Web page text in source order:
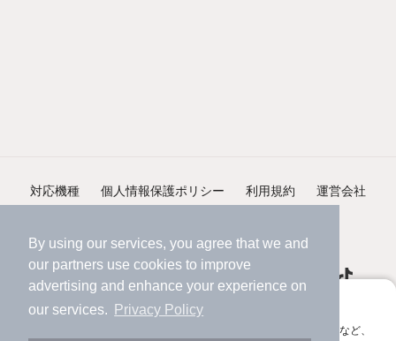
By using our services, you agree that we and
our partners use cookies to improve
advertising and enhance your experience on
our services.
Privacy Policy
アプリに切り替えて、サクサクお部屋探し
会員登録なしですぐ使える。マップ検索やお気に入り保存など、
対応機種 個人情報保護ポリシー 利用規約 運営会社